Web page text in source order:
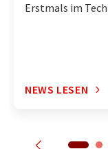
Erstmals im
NEWS LESEN